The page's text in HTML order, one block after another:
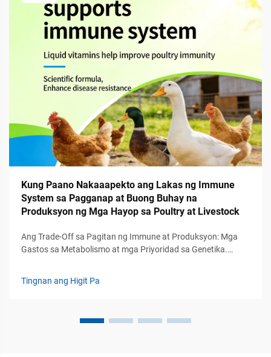
Kung Paano Nakaaapekto ang Lakas ng Immune
System sa Pagganap at Buong Buhay na
Produksyon ng Mga Hayop sa Poultry at Livestock
Ang Trade-Off sa Pagitan ng Immune at Produksyon: Mga
Gastos sa Metabolismo at mga Priyoridad sa Genetika.
Produksyon. Ang immune system sa livestock ay gumagana
Tingnan ang Higit Pa